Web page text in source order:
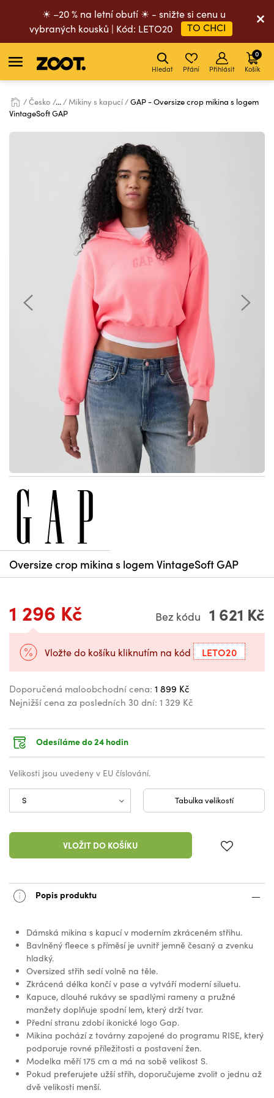
☀ –20 % na letní obutí ☀ - snižte si cenu u
vybraných kousků | Kód: LETO20
TO CHCI
Hledat Přání Přihlásit Košík
0
Česko ... Mikiny s kapucí
GAP - Oversize crop mikina s logem
VintageSoft GAP
Oversize crop mikina s logem VintageSoft GAP
1 296 Kč Bez kódu 1 621 Kč
Vložte do košíku kliknutím na kód LETO20
Doporučená maloobchodní cena: 1 899 Kč
Nejnižší cena za posledních 30 dní: 1 329 Kč
Odesíláme do 24 hodin
Velikosti jsou uvedeny v EU číslování.
Tabulka velikostí
VLOŽIT DO KOŠÍKU
Popis produktu
Dámská mikina s kapucí v moderním zkráceném střihu.
Bavlněný fleece s příměsí je uvnitř jemně česaný a zvenku
hladký.
Oversized střih sedí volně na těle.
Zkrácená délka končí v pase a vytváří moderní siluetu.
Kapuce, dlouhé rukávy se spadlými rameny a pružné
manžety doplňuje spodní lem, který drží tvar.
Přední stranu zdobí ikonické logo Gap.
Mikina pochází z továrny zapojené do programu RISE, který
podporuje rovné příležitosti a postavení žen.
Modelka měří 175 cm a má na sobě velikost S.
Pokud preferujete užší střih, doporučujeme zvolit o jednu až
dvě velikosti menší.